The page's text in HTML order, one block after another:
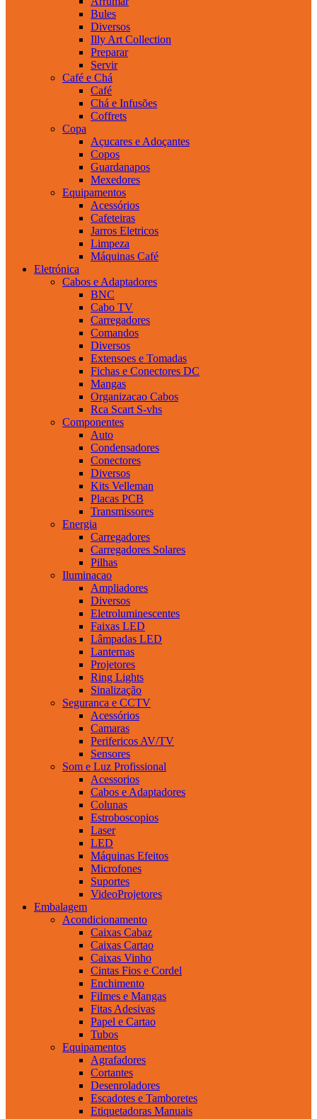
Bules
Diversos
Illy Art Collection
Preparar
Servir
Café e Chá
Café
Chá e Infusões
Coffrets
Copa
Açucares e Adoçantes
Copos
Guardanapos
Mexedores
Equipamentos
Acessórios
Cafeteiras
Jarros Eletricos
Limpeza
Máquinas Café
Eletrónica
Cabos e Adaptadores
BNC
Cabo TV
Carregadores
Comandos
Diversos
Extensoes e Tomadas
Fichas e Conectores DC
Mangas
Organizacao Cabos
Rca Scart S-vhs
Componentes
Auto
Condensadores
Conectores
Diversos
Kits Velleman
Placas PCB
Transmissores
Energia
Carregadores
Carregadores Solares
Pilhas
Iluminacao
Ampliadores
Diversos
Eletroluminescentes
Faixas LED
Lâmpadas LED
Lanternas
Projetores
Ring Lights
Sinalização
Seguranca e CCTV
Acessórios
Camaras
Perifericos AV/TV
Sensores
Som e Luz Profissional
Acessorios
Cabos e Adaptadores
Colunas
Estroboscopios
Laser
LED
Máquinas Efeitos
Microfones
Suportes
VideoProjetores
Embalagem
Acondicionamento
Caixas Cabaz
Caixas Cartao
Caixas Vinho
Cintas Fios e Cordel
Enchimento
Filmes e Mangas
Fitas Adesivas
Papel e Cartao
Tubos
Equipamentos
Agrafadores
Cortantes
Desenroladores
Escadotes e Tamboretes
Etiquetadoras Manuais